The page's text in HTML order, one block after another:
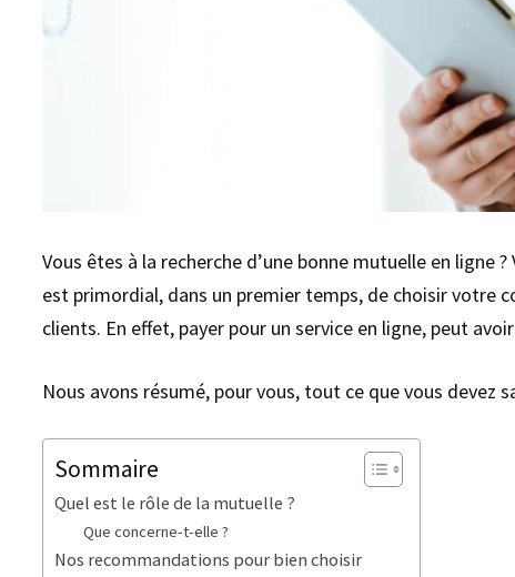
Vous êtes à la recherche d’une bonne mutuelle en ligne
est primordial, dans un premier temps, de choisir votre
clients. En effet, payer pour un service en ligne, peut
Nous avons résumé, pour vous, tout ce que vous
Sommaire
Quel est le rôle de la mutuelle ?
Que concerne-t-elle ?
Nos recommandations pour bien choisir